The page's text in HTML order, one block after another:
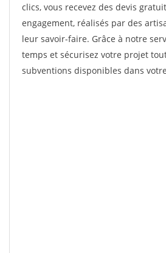
clics, vous recevez des devis
engagement, réalisés par des
leur savoir-faire. Grâce à notre
temps et sécurisez votre projet
subventions disponibles dans